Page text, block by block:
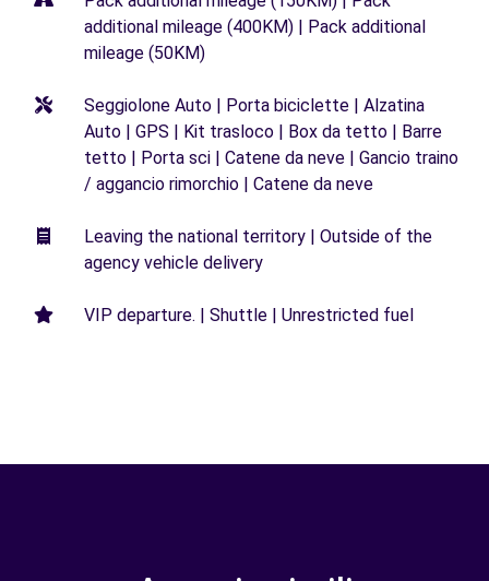
additional mileage (400KM) | Pack additional
mileage (50KM)
Seggiolone Auto | Porta biciclette | Alzatina
Auto | GPS | Kit trasloco | Box da tetto | Barre
tetto | Porta sci | Catene da neve | Gancio traino
/ aggancio rimorchio | Catene da neve
Leaving the national territory | Outside of the
agency vehicle delivery
VIP departure. | Shuttle | Unrestricted fuel